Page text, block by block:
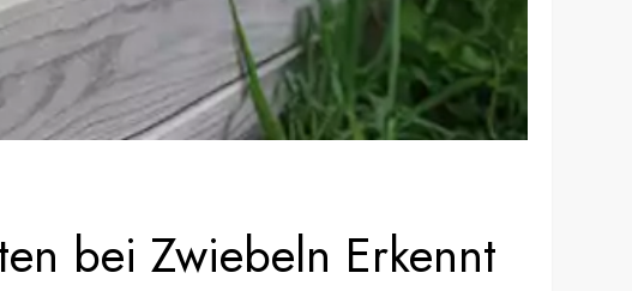
bei Zwiebeln Erkennt